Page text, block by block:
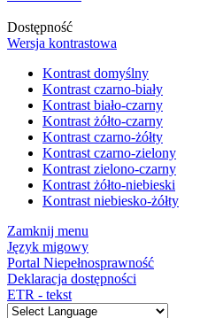
Dostępność
Wersja kontrastowa
Kontrast domyślny
Kontrast czarno-biały
Kontrast biało-czarny
Kontrast żółto-czarny
Kontrast czarno-żółty
Kontrast czarno-zielony
Kontrast zielono-czarny
Kontrast żółto-niebieski
Kontrast niebiesko-żółty
Zamknij menu
Język migowy
Portal Niepełnosprawność
Deklaracja dostępności
ETR - tekst